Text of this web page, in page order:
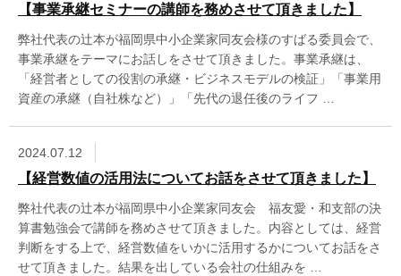
【事業承継セミナーの講師を務めさせて頂きました】
弊社代表の辻本が福岡県中小企業家同友会様のすばる委員会で、
事業承継をテーマにお話しをさせて頂きました。事業承継は、
「経営者としての役割の承継・ビジネスモデルの検証」「事業用
資産の承継（自社株など）」「先代の退任後のライフ …
2024.07.12
【経営数値の活用法についてお話をさせて頂きました】
弊社代表の辻本が福岡県中小企業家同友会 福友愛・和支部の決
算書勉強会で講師を務めさせて頂きました。内容としては、経営
判断をする上で、経営数値をいかに活用するかについてお話をさ
せて頂きました。結果を出している会社の仕組みを …